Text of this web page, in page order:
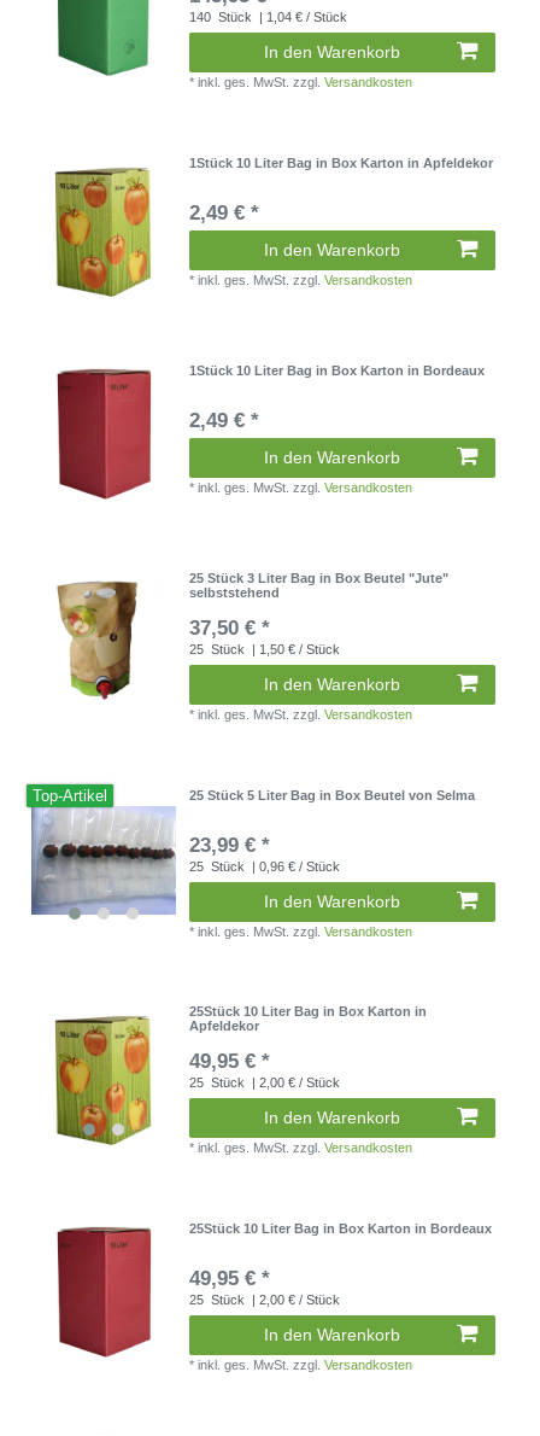
140 Stück | 1,04 € / Stück
In den Warenkorb
*inkl. ges. MwSt. zzgl.Versandkosten
1Stück 10 Liter Bag in Box Karton in Apfeldekor
2,49 € *
In den Warenkorb
*inkl. ges. MwSt. zzgl.Versandkosten
1Stück 10 Liter Bag in Box Karton in Bordeaux
2,49 € *
In den Warenkorb
*inkl. ges. MwSt. zzgl.Versandkosten
25 Stück 3 Liter Bag in Box Beutel "Jute"
selbststehend
37,50 € *
25 Stück | 1,50 € / Stück
In den Warenkorb
*inkl. ges. MwSt. zzgl.Versandkosten
Top-Artikel 25 Stück 5 Liter Bag in Box Beutel von Selma
23,99 € *
25 Stück | 0,96 € / Stück
In den Warenkorb
*inkl. ges. MwSt. zzgl.Versandkosten
25Stück 10 Liter Bag in Box Karton in
Apfeldekor
49,95 € *
25 Stück | 2,00 € / Stück
In den Warenkorb
*inkl. ges. MwSt. zzgl.Versandkosten
25Stück 10 Liter Bag in Box Karton in Bordeaux
49,95 € *
25 Stück | 2,00 € / Stück
In den Warenkorb
*inkl. ges. MwSt. zzgl.Versandkosten